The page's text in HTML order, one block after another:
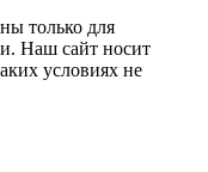
только для
Наш сайт носит
условиях не